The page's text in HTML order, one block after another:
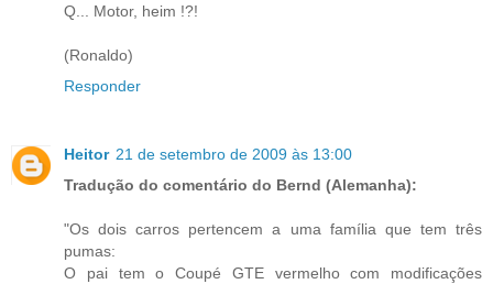
Q... Motor, heim !?!
(Ronaldo)
Responder
Heitor 21 de setembro de 2009 às 13:00
Tradução do comentário do Bernd (Alemanha):
"Os dois carros pertencem a uma família que tem três
pumas:
O pai tem o Coupé GTE vermelho com modificações